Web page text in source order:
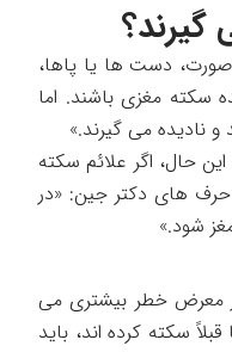
گیرند؟
دست ها یا پاها،
سکته مغزی باشند. اما
نادیده می گیرند.»
حال، اگر علائم سکته
حرف های دکتر جین: «در
شود.»
معرض خطر بیشتری می
سکته کرده اند، باید